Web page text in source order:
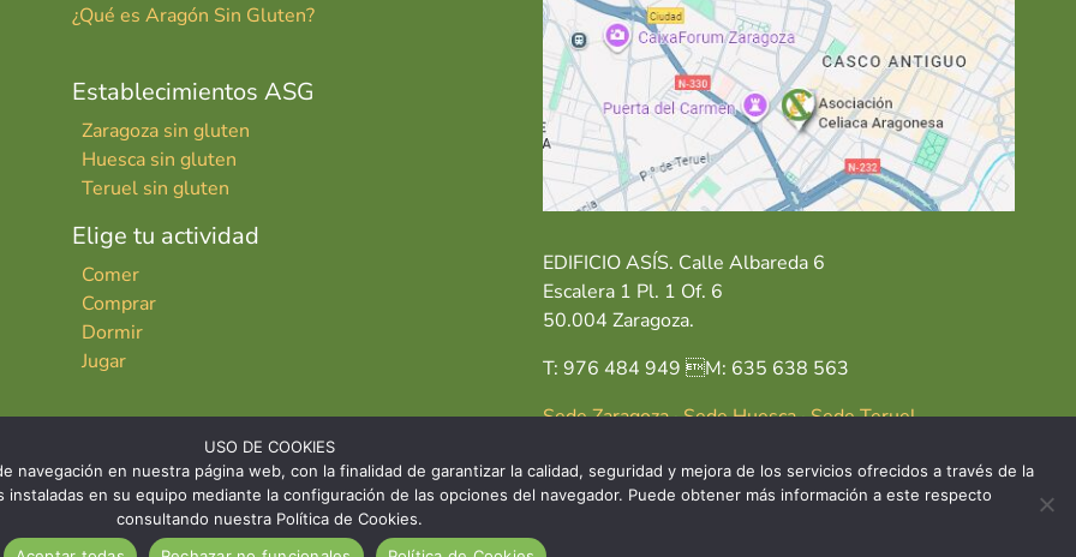
¿Qué es Aragón Sin Gluten?
Establecimientos ASG
Zaragoza sin gluten
Huesca sin gluten
Teruel sin gluten
Elige tu actividad
Comer
Comprar
Dormir
Jugar
EDIFICIO ASÍS. Calle Albareda 6
Escalera 1 Pl. 1 Of. 6
50.004 Zaragoza.
T: 976 484 949 M: 635 638 563
Sede Zaragoza·Sede Huesca·Sede Teruel
USO DE COOKIES
navegación en nuestra página web, con la finalidad de garantizar la calidad, seguridad y mejora de los servicios ofrecidos a través de la
instaladas en su equipo mediante la configuración de las opciones del navegador. Puede obtener más información a este respecto
consultando nuestra Política de Cookies.